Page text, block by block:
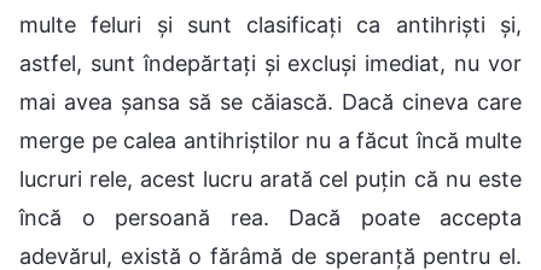
multe feluri și sunt clasificați ca antihriști și,
astfel, sunt îndepărtați și excluși imediat, nu vor
mai avea șansa să se căiască. Dacă cineva care
merge pe calea antihriștilor nu a făcut încă multe
lucruri rele, acest lucru arată cel puțin că nu este
încă o persoană rea. Dacă poate accepta
adevărul, există o fărâmă de speranță pentru el.